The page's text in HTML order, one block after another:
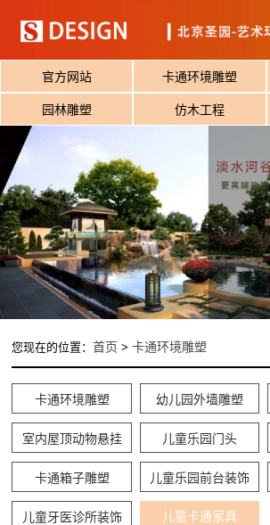
官方网站 卡通环境雕塑
园林雕塑 仿木工程
您现在的位置：首页 >卡通环境雕塑
卡通环境雕塑 幼儿园外墙雕塑
室内屋顶动物悬挂 儿童乐园门头
卡通箱子雕塑 儿童乐园前台装饰
儿童牙医诊所装饰 儿童卡通家具